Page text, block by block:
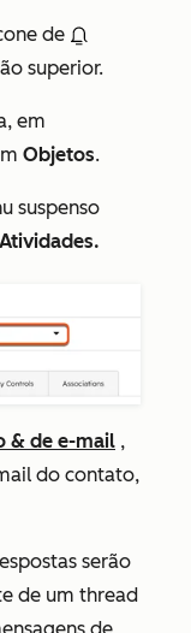
de
superior.
em
Objetos.
suspenso
Atividades.
& de e-mail ,
do contato,
serão
de um thread